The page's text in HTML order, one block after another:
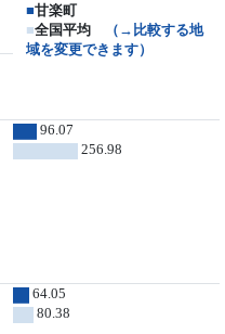
■甘楽町
■全国平均
（→比較する地
域を変更できます）
96.07
256.98
64.05
80.38